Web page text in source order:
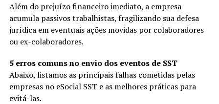
Além do prejuízo financeiro imediato, a empresa
acumula passivos trabalhistas, fragilizando sua defesa
jurídica em eventuais ações movidas por colaboradores
ou ex-colaboradores.
5 erros comuns no envio dos eventos de SST
Abaixo, listamos as principais falhas cometidas pelas
empresas no eSocial SST e as melhores práticas para
evitá-las.